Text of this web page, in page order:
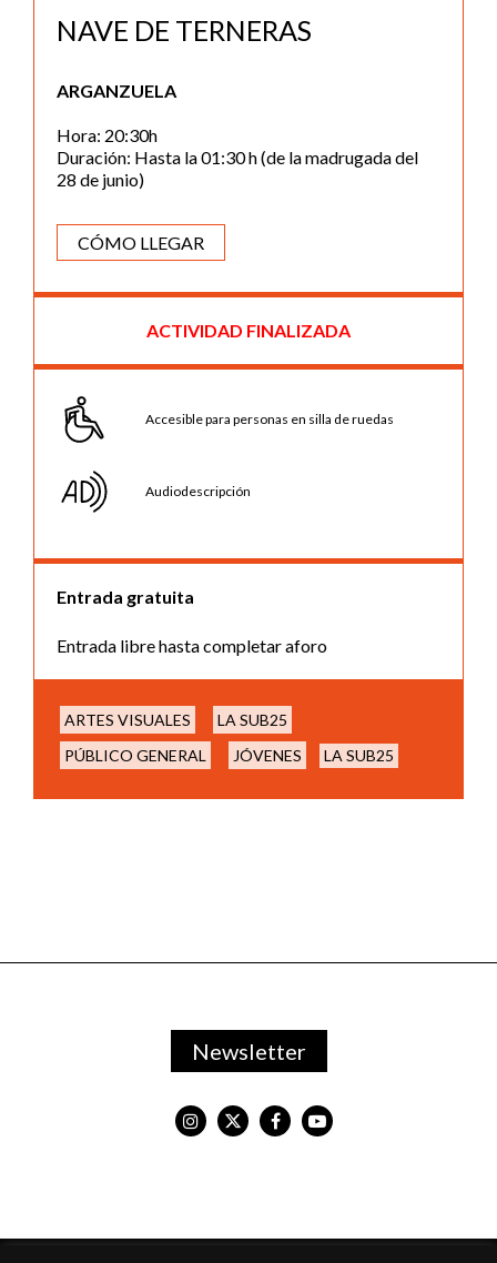
NAVE DE TERNERAS
ARGANZUELA
Hora: 20:30h
Duración: Hasta la 01:30 h (de la madrugada del
28 de junio)
CÓMO LLEGAR
ACTIVIDAD FINALIZADA
Accesible para personas en silla de ruedas
Audiodescripción
Entrada gratuita
Entrada libre hasta completar aforo
ARTES VISUALES
LA SUB25
PÚBLICO GENERAL
JÓVENES LA SUB25
Newsletter